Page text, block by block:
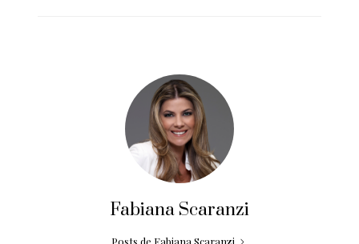
Fabiana Scaranzi
Posts de Fabiana Scaranzi